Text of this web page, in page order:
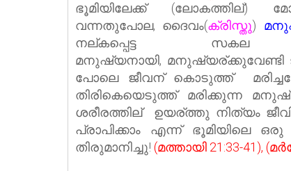
ഭൂമിയിലേക്ക് (ലോകത്തില്)
വന്നതുപോല, ദൈവം(ക്രിസ്തു)
നല്കപ്പെട്ട സകല
മനുഷ്യനായി, മനുഷ്യര്ക്കുവേണ്ടി
പോലെ ജീവന് കൊടുത്ത്
തിരികെയെടുത്ത് മരിക്കുന്ന
ശരീരത്തില് ഉയര്ത്തു നിത്യം
പ്രാപിക്കാം എന്ന്‌ ഭൂമിയിലെ
തിരുമാനിച്ചു! (മത്തായി 21:33-41),